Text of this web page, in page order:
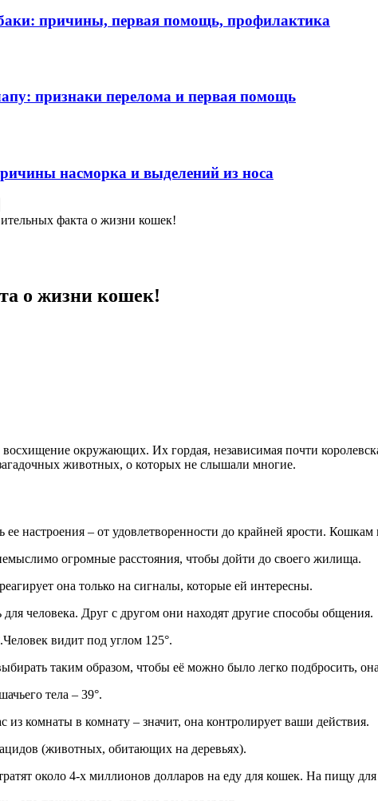
причины, первая помощь, профилактика
признаки перелома и первая помощь
насморка и выделений из носа
факта о жизни кошек!
о жизни кошек!
окружающих. Их гордая, независимая почти
животных, о которых не слышали многие.
ее настроения – от удовлетворенности до крайней ярости.
огромные расстояния, чтобы дойти до своего жилища.
она только на сигналы, которые ей интересны.
человека. Друг с другом они находят другие способы общения.
видит под углом 125°.
таким образом, чтобы её можно было легко подбросить,
тела – 39°.
из комнаты в комнату – значит, она контролирует ваши действия.
(животных, обитающих на деревьях).
около 4-х миллионов долларов на еду для кошек. На пищу